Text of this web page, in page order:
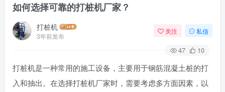
如何选择可靠的打桩机厂家？
打桩机
3年前发布
关注 私信
47 10
打桩机是一种常用的施工设备，主要用于钢筋混凝土桩的打
入和抽出。在选择打桩机厂家时，需要考虑多方面因素，以